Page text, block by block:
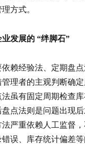
方式。
发展的 “绊脚石”
赖经验法、定期盘
理者的主观判断确
虽有固定周期检查
点法则是问题出现
严重依赖人工监督
误、库存统计偏差